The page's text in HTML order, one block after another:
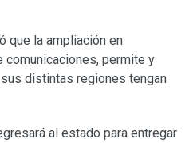
que la ampliación en
comunicaciones, permite y
distintas regiones tengan
al estado para entregar